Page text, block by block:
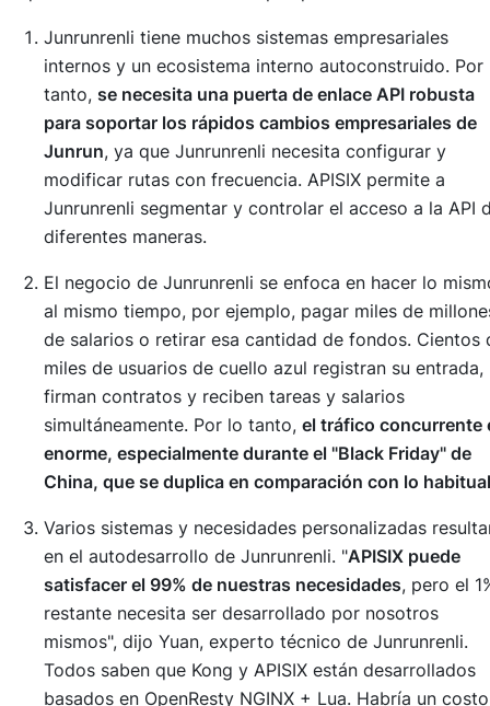
Junrunrenli tiene muchos sistemas empresariales
internos y un ecosistema interno autoconstruido. Por
tanto, se necesita una puerta de enlace API robusta
para soportar los rápidos cambios empresariales de
Junrun, ya que Junrunrenli necesita configurar y
modificar rutas con frecuencia. APISIX permite a
Junrunrenli segmentar y controlar el acceso a la API
diferentes maneras.
El negocio de Junrunrenli se enfoca en hacer lo
al mismo tiempo, por ejemplo, pagar miles de
de salarios o retirar esa cantidad de fondos. Cientos
miles de usuarios de cuello azul registran su entrada,
firman contratos y reciben tareas y salarios
simultáneamente. Por lo tanto, el tráfico concurrente
enorme, especialmente durante el "Black Friday" de
China, que se duplica en comparación con lo habitual
Varios sistemas y necesidades personalizadas
en el autodesarrollo de Junrunrenli. "APISIX puede
satisfacer el 99% de nuestras necesidades, pero el
restante necesita ser desarrollado por nosotros
mismos", dijo Yuan, experto técnico de Junrunrenli.
Todos saben que Kong y APISIX están desarrollados
basados en OpenResty NGINX + Lua. Habría un costo